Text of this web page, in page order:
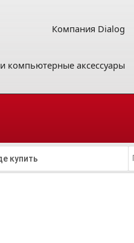
Компания Dialog
компьютерные аксессуары
купить